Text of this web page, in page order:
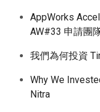
AppWorks
AW#33 申請團
我們為何投資
Why We
Nitra